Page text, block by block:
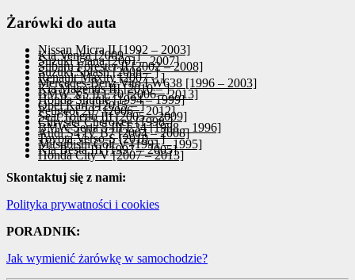
Żarówki do auta
Nissan Micra II [1992 – 2003]
Kia Venga [2009 – ]
Suzuki Liana [2001 – 2007]
Subaru Forester II [2002 – 2008]
Suzuki Splash [2008 – ]
Renault Maxity [2007 – ]
Mercedes-Benz Vito I W638 [1996 – 2003]
Kia Magentis III [2010 – ]
BMW X5 II E70 [2006 – 2013]
Honda Shuttle [1994 – 1999]
Opel Karl I [2015 – ]
Peugeot 207 [2006 – 2012]
Seat Toledo III [2005 – 2009]
Chrysler Cherokee [1998-]
BMW Seria 5 III E34 [1988 – 1996]
Audi S4 IV B7 [2004 – 2008]
Toyota Verso-S [2010 – ]
Mitsubishi Colt V [1991 – 1995]
Kia Besta III [1997 – 2005]
Honda City V [2007 – 2013]
Skontaktuj się z nami:
Polityka prywatności i cookies
PORADNIK:
Jak wymienić żarówkę w samochodzie?